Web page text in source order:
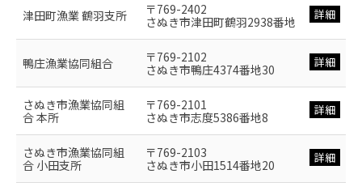
津田町漁業 鶴羽支所
〒769-2402
さぬき市津田町鶴羽2938番地
詳細
鴨庄漁業協同組合
〒769-2102
さぬき市鴨庄4374番地30
詳細
さぬき市漁業協同組
合 本所
〒769-2101
さぬき市志度5386番地8
詳細
さぬき市漁業協同組
合 小田支所
〒769-2103
さぬき市小田1514番地20
詳細